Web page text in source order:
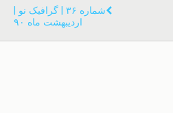
شماره ۳۶ | گرافیک نو |
ارديبهشت ماه ۹۰